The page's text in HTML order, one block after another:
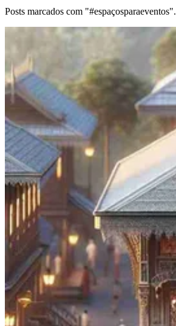
Posts marcados com "#espaçosparaeventos".